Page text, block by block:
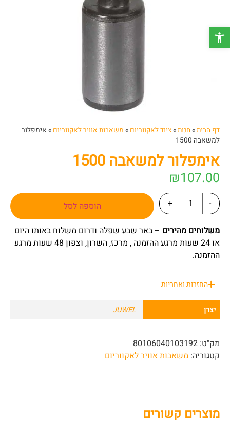
פתח סרגל נגישות
דף הבית»חנות»ציוד לאקווריום » משאבות אוויר לאקווריום » אימפלור
למשאבה 1500
אימפלור למשאבה 1500
₪107.00
-
+
הוספה לסל
משלוחים מהירים – באר שבע שפלה ודרום משלוח באותו היום
או 24 שעות מרגע ההזמנה , מרכז, השרון, וצפון 48 שעות מרגע
ההזמנה.
החזרות ואחריות
יצרן JUWEL
מק"ט: 80106040103192
קטגוריה: משאבות אוויר לאקווריום
מוצרים קשורים